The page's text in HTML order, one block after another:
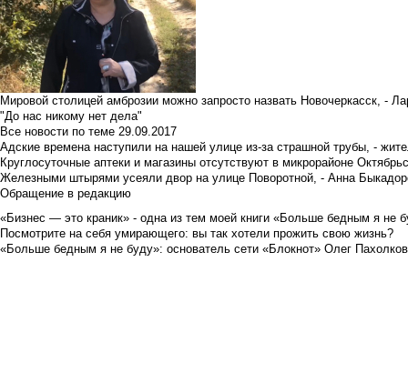
Мировой столицей амброзии можно запросто назвать Новочеркасск, -
"До нас никому нет дела"
Все новости по теме 29.09.2017
Адские времена наступили на нашей улице из-за страшной трубы, -
Круглосуточные аптеки и магазины отсутствуют в микрорайоне
Железными штырями усеяли двор на улице Поворотной, - Анна
Обращение в редакцию
«Бизнес — это краник» - одна из тем моей книги «Больше бедным я не
Посмотрите на себя умирающего: вы так хотели прожить свою жизнь?
«Больше бедным я не буду»: основатель сети «Блокнот» Олег Пахолков